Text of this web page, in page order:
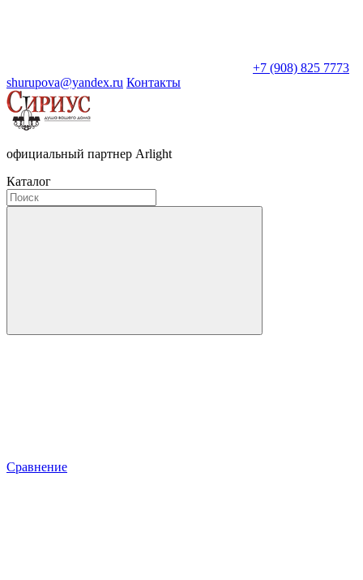
+7 (908) 825 7773
shurupova@yandex.ru Контакты
официальный партнер Arlight
Каталог
Сравнение